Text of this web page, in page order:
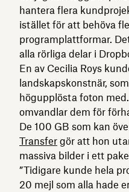
hantera flera
istället för att behöva
programplattformar.
alla rörliga delar i
En av Cecilia Roys
landskapskonstnär,
högupplösta foton
omvandlar dem för
De 100 GB som kan
Transfer gör att hon
massiva bilder i ett
”Tidigare kunde hela
20 mejl som alla hade